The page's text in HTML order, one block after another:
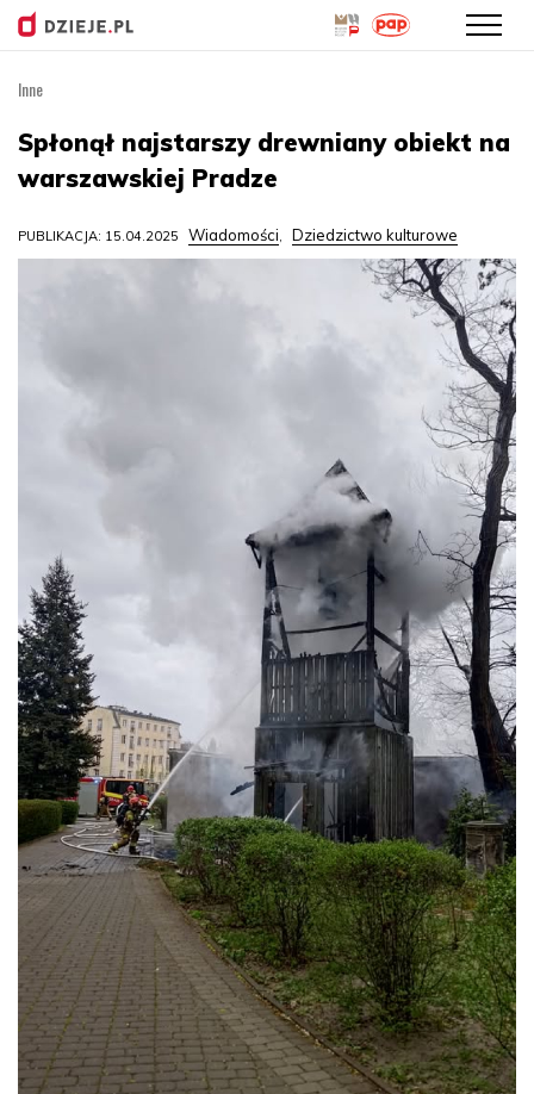
treści
Inne
Spłonął najstarszy drewniany obiekt na
warszawskiej Pradze
PUBLIKACJA: 15.04.2025 Wiadomości, Dziedzictwo kulturowe